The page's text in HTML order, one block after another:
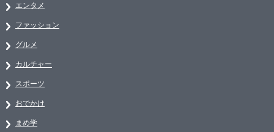
エンタメ
ファッション
グルメ
カルチャー
スポーツ
おでかけ
まめ学